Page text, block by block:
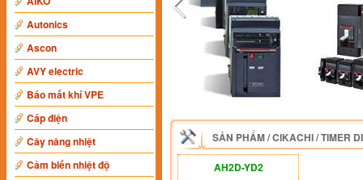
Autonics
Ascon
AVY electric
Báo mất khí VPE
Cáp điện
Cây nâng nhiệt
Cảm biến nhiệt độ
SẢN PHẨM/CIKACHI/TIMER
AH2D-YD2